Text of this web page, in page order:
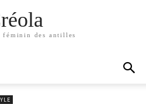
féminin des antilles